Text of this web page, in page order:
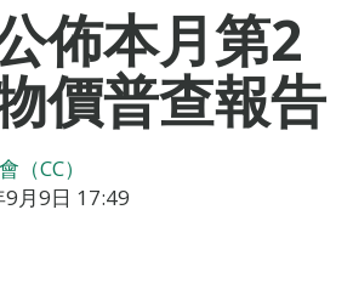
佈本月第2
價普查報告
（CC）
月9日 17:49